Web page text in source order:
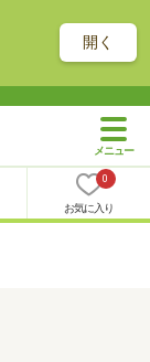
開く
0
お気に入り